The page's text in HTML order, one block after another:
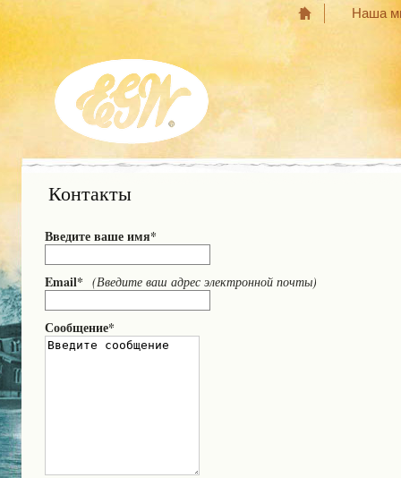
Наша
Контакты
Введите ваше имя*
Email* (Введите ваш адрес электронной почты)
Сообщение*